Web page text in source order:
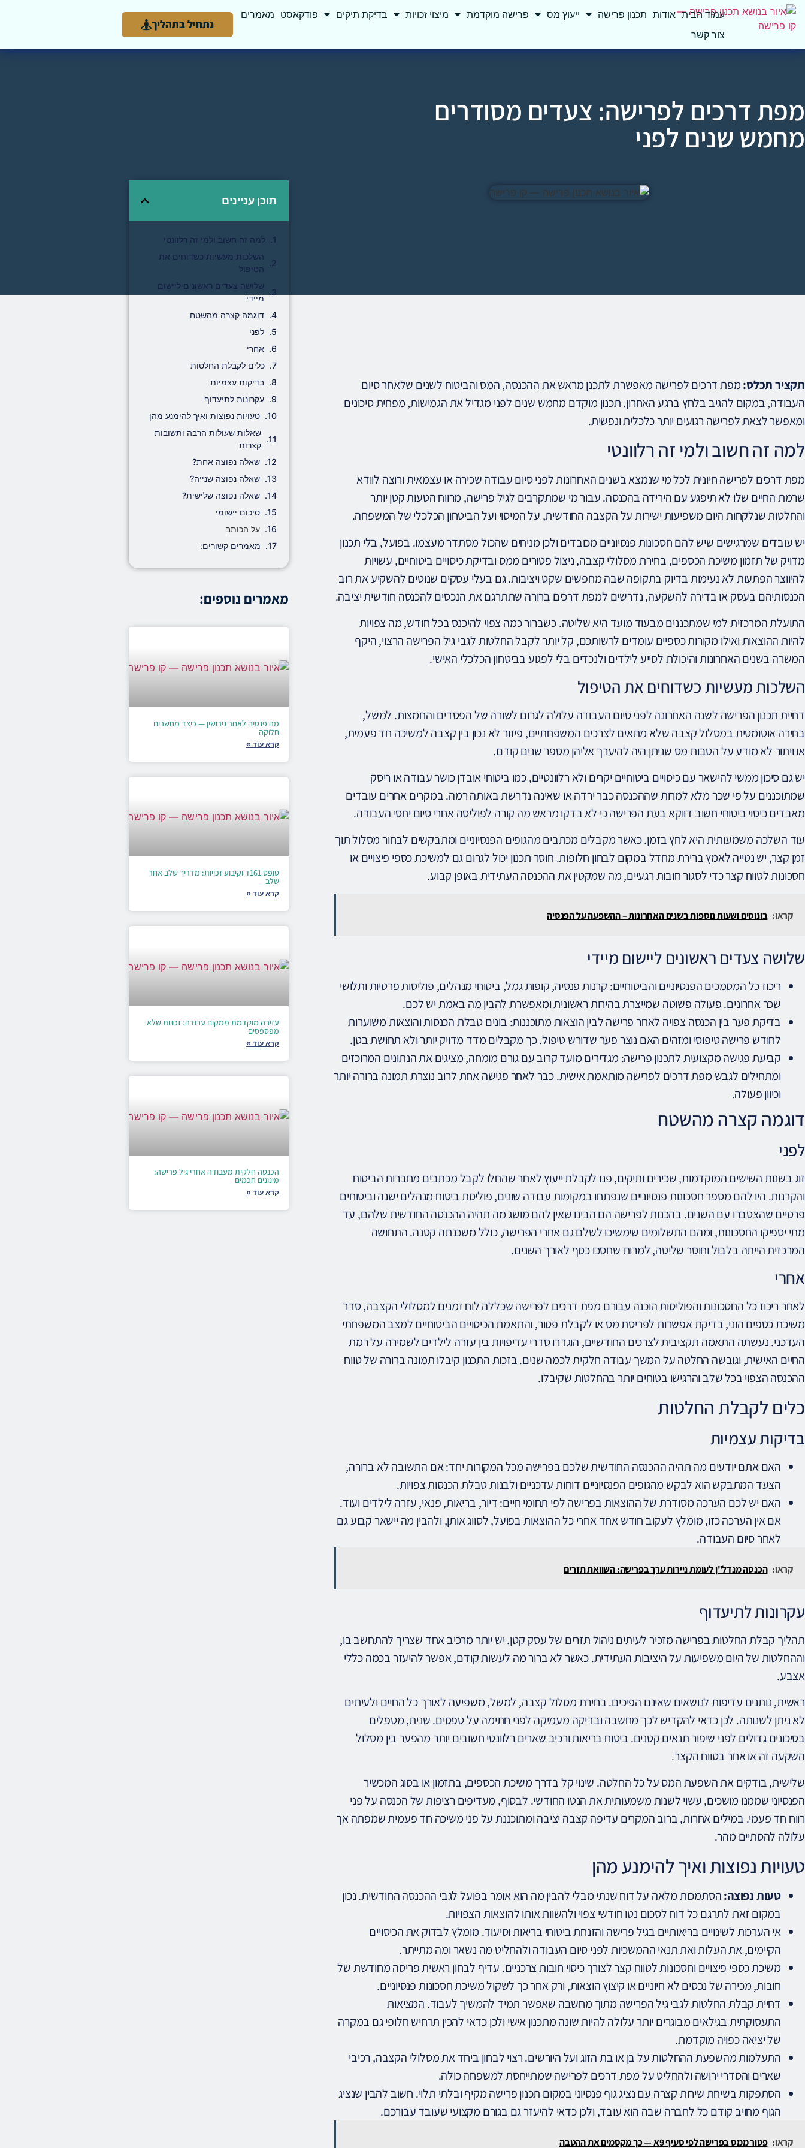
עמוד הבית אודות תכנון פרישה ייעוץ מס פרישה מוקדמת מיצוי זכויות בדיקת תיקים פודקאסט מאמרים
צור קשר
נתחיל בתהליך
מפת דרכים לפרישה: צעדים מסודרים
מחמש שנים לפני
תקציר תכלס:מפת דרכים לפרישה מאפשרת לתכנן מראש את ההכנסה, המס והביטוח לשנים שלאחר סיום
העבודה, במקום להגיב בלחץ ברגע האחרון. תכנון מוקדם מחמש שנים לפני מגדיל את הגמישות, מפחית סיכונים
ומאפשר לצאת לפרישה רגועים יותר כלכלית ונפשית.
למה זה חשוב ולמי זה רלוונטי
מפת דרכים לפרישה חיונית לכל מי שנמצא בשנים האחרונות לפני סיום עבודה שכירה או עצמאית ורוצה לוודא
שרמת החיים שלו לא תיפגע עם הירידה בהכנסה. עבור מי שמתקרבים לגיל פרישה, מרווח הטעות קטן יותר
והחלטות שנלקחות היום משפיעות ישירות על הקצבה החודשית, על המיסוי ועל הביטחון הכלכלי של המשפחה.
יש עובדים שמרגישים שיש להם חסכונות פנסיוניים מכובדים ולכן מניחים שהכול מסתדר מעצמו. בפועל, בלי תכנון
מדויק של תזמון משיכת הכספים, בחירת מסלולי קצבה, ניצול פטורים ממס ובדיקת כיסויים ביטוחיים, עשויות
להיווצר הפתעות לא נעימות בדיוק בתקופה שבה מחפשים שקט ויציבות. גם בעלי עסקים שנוטים להשקיע את רוב
הכנסותיהם בעסק או בדירה להשקעה, נדרשים למפת דרכים ברורה שתתרגם את הנכסים להכנסה חודשית יציבה.
התועלת המרכזית למי שמתכננים מבעוד מועד היא שליטה. כשברור כמה צפוי להיכנס בכל חודש, מה צפויות
להיות ההוצאות ואילו מקורות כספיים עומדים לרשותכם, קל יותר לקבל החלטות לגבי גיל הפרישה הרצוי, היקף
המשרה בשנים האחרונות והיכולת לסייע לילדים ולנכדים בלי לפגוע בביטחון הכלכלי האישי.
השלכות מעשיות כשדוחים את הטיפול
דחיית תכנון הפרישה לשנה האחרונה לפני סיום העבודה עלולה לגרום לשורה של הפסדים והחמצות. למשל,
בחירה אוטומטית במסלול קצבה שלא מתאים לצרכים המשפחתיים, פיזור לא נכון בין קצבה למשיכה חד פעמית,
או ויתור לא מודע על הטבות מס שניתן היה להיערך אליהן מספר שנים קודם.
יש גם סיכון ממשי להישאר עם כיסויים ביטוחיים יקרים ולא רלוונטיים, כמו ביטוחי אובדן כושר עבודה או ריסק
שמתוכננים על פי שכר מלא למרות שההכנסה כבר ירדה או שאינה נדרשת באותה רמה. במקרים אחרים עובדים
מאבדים כיסוי ביטוחי חשוב דווקא בעת הפרישה כי לא בדקו מראש מה קורה לפוליסה אחרי סיום יחסי העבודה.
עוד השלכה משמעותית היא לחץ בזמן. כאשר מקבלים מכתבים מהגופים הפנסיוניים ומתבקשים לבחור מסלול תוך
זמן קצר, יש נטייה לאמץ ברירת מחדל במקום לבחון חלופות. חוסר תכנון יכול לגרום גם למשיכת כספי פיצויים או
חסכונות לטווח קצר כדי לסגור חובות רגעיים, מה שמקטין את ההכנסה העתידית באופן קבוע.
קראו: בונוסים ושעות נוספות בשנים האחרונות – ההשפעה על הפנסיה
שלושה צעדים ראשונים ליישום מיידי
ריכוז כל המסמכים הפנסיוניים והביטוחיים: קרנות פנסיה, קופות גמל, ביטוחי מנהלים, פוליסות פרטיות ותלושי
שכר אחרונים. פעולה פשוטה שמייצרת בהירות ראשונית ומאפשרת להבין מה באמת יש לכם.
בדיקת פער בין הכנסה צפויה לאחר פרישה לבין הוצאות מתוכננות: בונים טבלת הכנסות והוצאות משוערות
לחודש פרישה טיפוסי ומזהים האם נוצר פער שדורש טיפול. כך מקבלים מדד מדויק יותר ולא תחושת בטן.
קביעת פגישה מקצועית לתכנון פרישה: מגדירים מועד קרוב עם גורם מומחה, מציגים את הנתונים המרוכזים
ומתחילים לגבש מפת דרכים לפרישה מותאמת אישית. כבר לאחר פגישה אחת לרוב נוצרת תמונה ברורה יותר
וכיוון פעולה.
דוגמה קצרה מהשטח
לפני
זוג בשנות השישים המוקדמות, שכירים ותיקים, פנו לקבלת ייעוץ לאחר שהחלו לקבל מכתבים מחברות הביטוח
והקרנות. היו להם מספר חסכונות פנסיוניים שנפתחו במקומות עבודה שונים, פוליסת ביטוח מנהלים ישנה וביטוחים
פרטיים שהצטברו עם השנים. בהכנות לפרישה הם הבינו שאין להם מושג מה תהיה ההכנסה החודשית שלהם, עד
מתי יספיקו החסכונות, ומהם התשלומים שימשיכו לשלם גם אחרי הפרישה, כולל משכנתה קטנה. התחושה
המרכזית הייתה בלבול וחוסר שליטה, למרות שחסכו כסף לאורך השנים.
אחרי
לאחר ריכוז כל החסכונות והפוליסות הוכנה עבורם מפת דרכים לפרישה שכללה לוח זמנים למסלולי הקצבה, סדר
משיכת כספים הוני, בדיקת אפשרות לפריסת מס או לקבלת פטור, והתאמת הכיסויים הביטוחיים למצב המשפחתי
העדכני. נעשתה התאמה תקציבית לצרכים החודשיים, הוגדרו סדרי עדיפויות בין עזרה לילדים לשמירה על רמת
החיים האישית, וגובשה החלטה על המשך עבודה חלקית לכמה שנים. בזכות התכנון קיבלו תמונה ברורה של טווח
ההכנסה הצפוי בכל שלב והרגישו בטוחים יותר בהחלטות שקיבלו.
כלים לקבלת החלטות
בדיקות עצמיות
האם אתם יודעים מה תהיה ההכנסה החודשית שלכם בפרישה מכל המקורות יחד: אם התשובה לא ברורה,
הצעד המתבקש הוא לבקש מהגופים הפנסיוניים דוחות עדכניים ולבנות טבלת הכנסות צפויות.
האם יש לכם הערכה מסודרת של ההוצאות בפרישה לפי תחומי חיים: דיור, בריאות, פנאי, עזרה לילדים ועוד.
אם אין הערכה כזו, מומלץ לעקוב חודש אחד אחרי כל ההוצאות בפועל, לסווג אותן, ולהבין מה יישאר קבוע גם
לאחר סיום העבודה.
קראו: הכנסה מנדל"ן לעומת ניירות ערך בפרישה: השוואת תזרים
עקרונות לתיעדוף
תהליך קבלת החלטות בפרישה מזכיר לעיתים ניהול תזרים של עסק קטן. יש יותר מרכיב אחד שצריך להתחשב בו,
וההחלטות של היום משפיעות על היציבות העתידית. כאשר לא ברור מה לעשות קודם, אפשר להיעזר בכמה כללי
אצבע.
ראשית, נותנים עדיפות לנושאים שאינם הפיכים. בחירת מסלול קצבה, למשל, משפיעה לאורך כל החיים ולעיתים
לא ניתן לשנותה. לכן כדאי להקדיש לכך מחשבה ובדיקה מעמיקה לפני חתימה על טפסים. שנית, מטפלים
בסיכונים גדולים לפני שיפור תנאים קטנים. ביטוח בריאות ורכיב שארים רלוונטי חשובים יותר מהפער בין מסלול
השקעה זה או אחר בטווח הקצר.
שלישית, בודקים את השפעת המס על כל החלטה. שינוי קל בדרך משיכת הכספים, בתזמון או בסוג המכשיר
הפנסיוני שממנו מושכים, עשוי לשנות משמעותית את הנטו החודשי. לבסוף, מעדיפים רציפות של הכנסה על פני
רווח חד פעמי. במילים אחרות, ברוב המקרים עדיפה קצבה יציבה ומתוכננת על פני משיכה חד פעמית שמפתה אך
עלולה להסתיים מהר.
טעויות נפוצות ואיך להימנע מהן
טעות נפוצה:הסתמכות מלאה על דוח שנתי מבלי להבין מה הוא אומר בפועל לגבי ההכנסה החודשית. נכון
במקום זאת לתרגם כל דוח לסכום נטו חודשי צפוי ולהשוות אותו להוצאות הצפויות.
אי הערכות לשינויים בריאותיים בגיל פרישה והזנחת ביטוחי בריאות וסיעוד. מומלץ לבדוק את הכיסויים
הקיימים, את העלות ואת תנאי ההמשכיות לפני סיום העבודה ולהחליט מה נשאר ומה מתייתר.
משיכת כספי פיצויים וחסכונות לטווח קצר לצורך כיסוי חובות צרכניים. עדיף לבחון ראשית פריסה מחודשת של
חובות, מכירה של נכסים לא חיוניים או קיצוץ הוצאות, ורק אחר כך לשקול משיכת חסכונות פנסיוניים.
דחיית קבלת החלטות לגבי גיל הפרישה מתוך מחשבה שאפשר תמיד להמשיך לעבוד. המציאות
התעסוקתית בגילאים מבוגרים יותר עלולה להיות שונה מתכנון אישי ולכן כדאי להכין תרחיש חלופי גם במקרה
של יציאה כפויה מוקדמת.
התעלמות מהשפעת ההחלטות על בן או בת הזוג ועל היורשים. רצוי לבחון ביחד את מסלולי הקצבה, רכיבי
שארים והסדרי ירושה ולהחליט על מפת דרכים לפרישה שמתייחסת למשפחה כולה.
הסתפקות בשיחת שירות קצרה עם נציג גוף פנסיוני במקום תכנון פרישה מקיף ובלתי תלוי. חשוב להבין שנציג
הגוף מחויב קודם כל לחברה שבה הוא עובד, ולכן כדאי להיעזר גם בגורם מקצועי שעובד עבורכם.
קראו: פטור ממס בפרישה לפי סעיף 9א — כך מקסמים את ההטבה
תוכן עניינים
למה זה חשוב ולמי זה רלוונטי
השלכות מעשיות כשדוחים את
הטיפול
שלושה צעדים ראשונים ליישום
מיידי
דוגמה קצרה מהשטח
לפני
אחרי
כלים לקבלת החלטות
בדיקות עצמיות
עקרונות לתיעדוף
טעויות נפוצות ואיך להימנע מהן
שאלות שעולות הרבה ותשובות
קצרות
שאלה נפוצה אחת?
שאלה נפוצה שנייה?
שאלה נפוצה שלישית?
סיכום יישומי
על הכותב
מאמרים קשורים:
מאמרים נוספים:
מה פנסיה לאחר גירושין — כיצד מחשבים
חלוקה
קרא עוד »
טופס 161ד וקיבוע זכויות: מדריך שלב אחר
שלב
קרא עוד »
עזיבה מוקדמת ממקום עבודה: זכויות שלא
מפספסים
קרא עוד »
הכנסה חלקית מעבודה אחרי גיל פרישה:
מינונים חכמים
קרא עוד »